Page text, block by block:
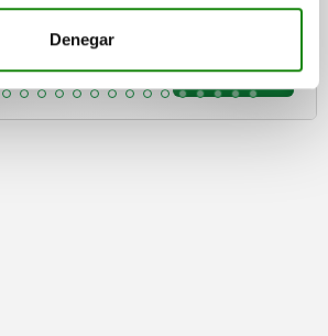
Denegar
DETALLES
más gastos de envío